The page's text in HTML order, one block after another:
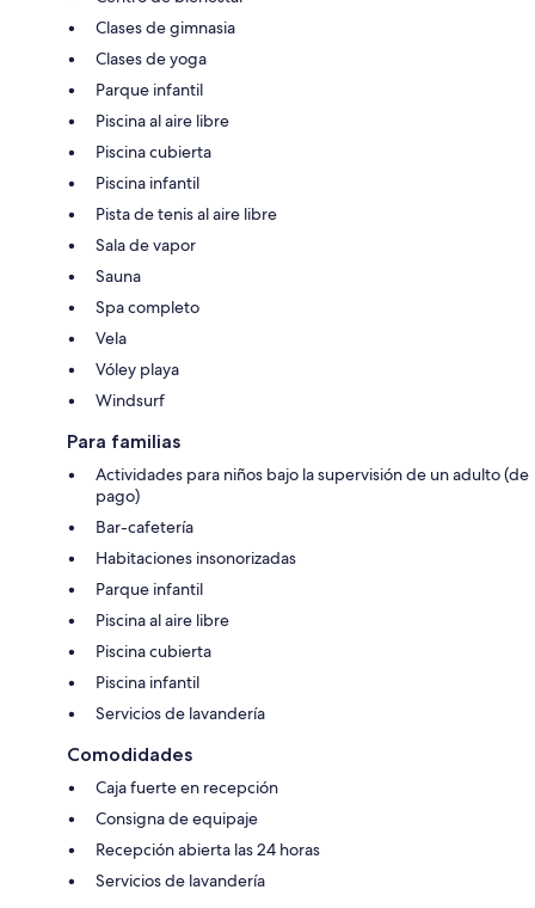
Clases de gimnasia
Clases de yoga
Parque infantil
Piscina al aire libre
Piscina cubierta
Piscina infantil
Pista de tenis al aire libre
Sala de vapor
Sauna
Spa completo
Vela
Vóley playa
Windsurf
Para familias
Actividades para niños bajo la supervisión de un adulto (de
pago)
Bar-cafetería
Habitaciones insonorizadas
Parque infantil
Piscina al aire libre
Piscina cubierta
Piscina infantil
Servicios de lavandería
Comodidades
Caja fuerte en recepción
Consigna de equipaje
Recepción abierta las 24 horas
Servicios de lavandería